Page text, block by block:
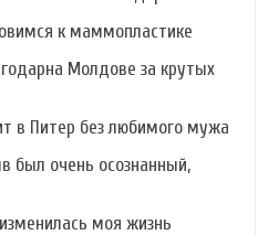
к маммопластике
Молдове за крутых
в Питер без любимого мужа
был очень осознанный,
моя жизнь